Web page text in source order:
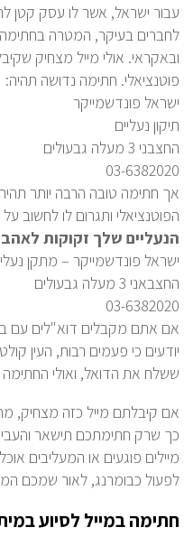
עבור ישראל, אשר לו עסק קטן
לחברים בעיקר, המטרה בחתימה
ובאקראי. אולי מייל מצחיק
פוטנציאלי. חתימה נדושה תהיה:
ישראל פונדשמייקר
תיקון נעליים
החצבני 3 מעלה גבעולים
03-6382020
אך חתימה טובה הרבה יותר
הפוטנציאלי ותגרום לו לחשוב על
הנעליים שלך זקוקות
ישראל פונדשמייקר – מתקן
החצבאני 3 מעלה גבעולים
03-6382020
אם אתם מקבלים דוא"לים עם
יודעים כי פעמים רבות, העין
ששלח את הדואל, ואולי
אם קיבלתם מייל כזה מצחיק,
כך שרק חתימתכם תישאר
מיילים פוגעים או המעליבים
לפעול כבומרנג, לאור שמכם
חתימה במייל לסיוע